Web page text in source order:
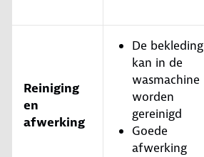
Reiniging
en
afwerking
De bekleding
kan in de
wasmachine
worden
gereinigd
Goede
afwerking